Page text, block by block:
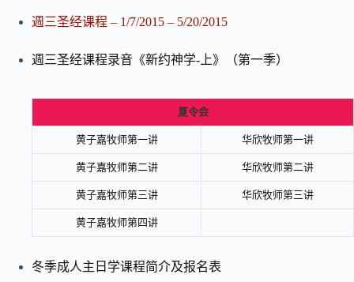
週三圣经课程 – 1/7/2015 – 5/20/2015
週三圣经课程录音《新约神学-上》（第一季）
夏令会
黄子嘉牧师第一讲 华欣牧师第一讲
黄子嘉牧师第二讲 华欣牧师第二讲
黄子嘉牧师第三讲 华欣牧师第三讲
黄子嘉牧师第四讲
冬季成人主日学课程简介及报名表